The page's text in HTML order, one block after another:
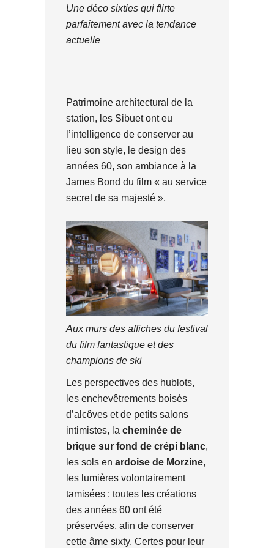
Une déco sixties qui flirte
parfaitement avec la tendance
actuelle
Patrimoine architectural de la
station, les Sibuet ont eu
l’intelligence de conserver au
lieu son style, le design des
années 60, son ambiance à la
James Bond du film « au service
secret de sa majesté ».
Aux murs des affiches du festival
du film fantastique et des
champions de ski
Les perspectives des hublots,
les enchevêtrements boisés
d’alcôves et de petits salons
intimistes, la cheminée de
brique sur fond de crépi blanc,
les sols en ardoise de Morzine,
les lumières volontairement
tamisées : toutes les créations
des années 60 ont été
préservées, afin de conserver
cette âme sixty. Certes pour leur